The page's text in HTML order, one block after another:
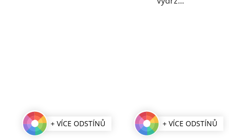
+ VÍCE ODSTÍNŮ + VÍCE ODSTÍNŮ